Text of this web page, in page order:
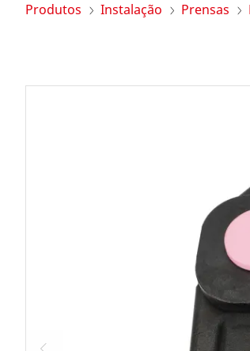
Produtos Instalação Prensas